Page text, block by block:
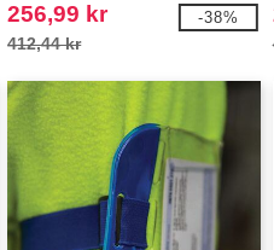
256,99 kr
412,44 kr
-38%